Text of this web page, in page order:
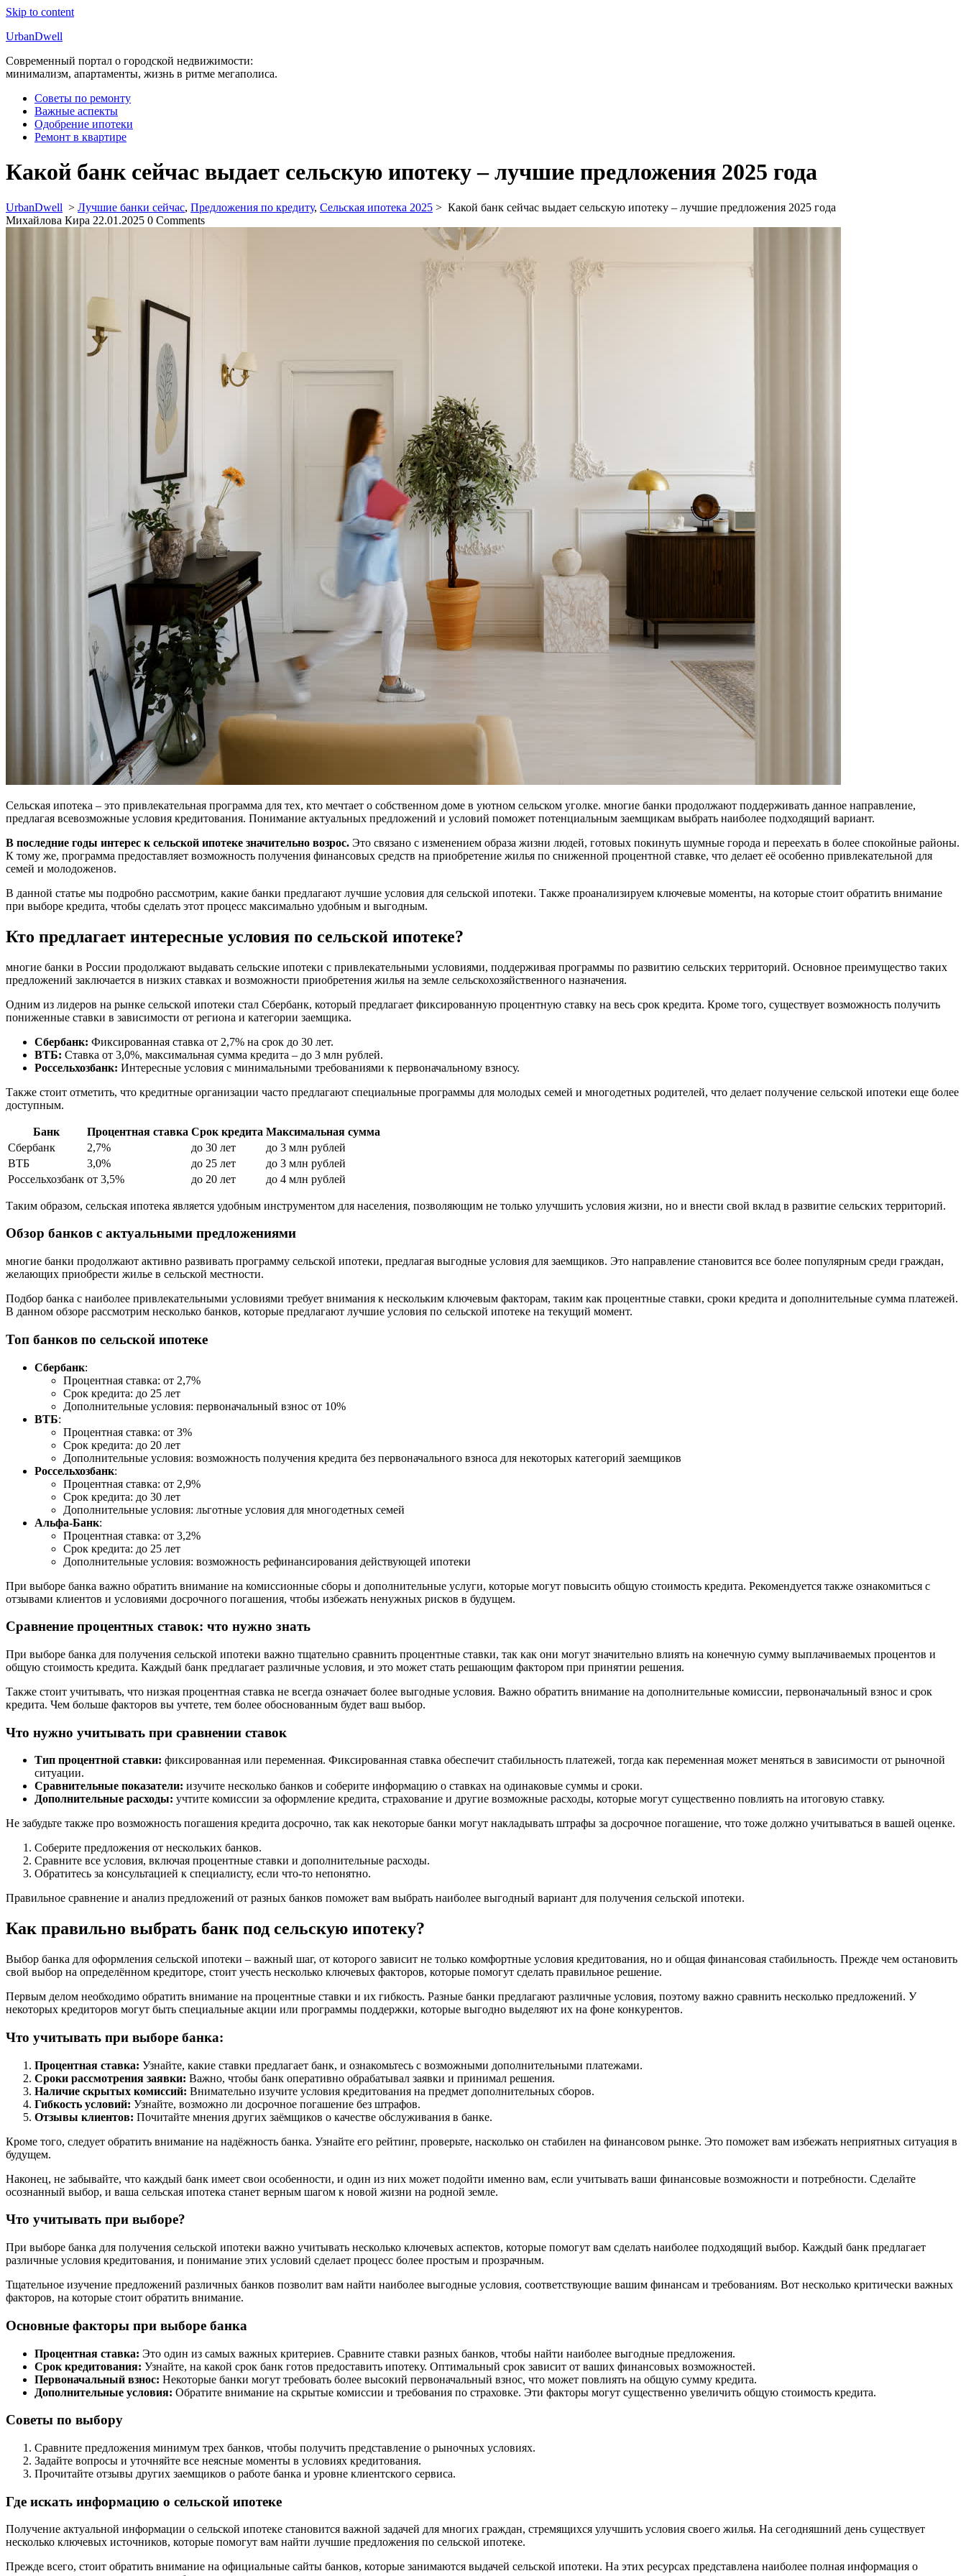
Skip to content
UrbanDwell
Современный портал о городской недвижимости:
минимализм, апартаменты, жизнь в ритме мегаполиса.
Советы по ремонту
Важные аспекты
Одобрение ипотеки
Ремонт в квартире
Какой банк сейчас выдает сельскую ипотеку – лучшие предложения 2025 года
UrbanDwell > Лучшие банки сейчас, Предложения по кредиту, Сельская ипотека 2025 > Какой банк сейчас выдает сельскую ипотеку – лучшие предложения 2025 года
Михайлова Кира 22.01.2025 0 Comments
Сельская ипотека – это привлекательная программа для тех, кто мечтает о собственном доме в уютном сельском уголке. многие банки продолжают поддерживать данное направление,
предлагая всевозможные условия кредитования. Понимание актуальных предложений и условий поможет потенциальным заемщикам выбрать наиболее подходящий вариант.
В последние годы интерес к сельской ипотеке значительно возрос. Это связано с изменением образа жизни людей, готовых покинуть шумные города и переехать в более спокойные районы.
К тому же, программа предоставляет возможность получения финансовых средств на приобретение жилья по сниженной процентной ставке, что делает её особенно привлекательной для
семей и молодоженов.
В данной статье мы подробно рассмотрим, какие банки предлагают лучшие условия для сельской ипотеки. Также проанализируем ключевые моменты, на которые стоит обратить внимание
при выборе кредита, чтобы сделать этот процесс максимально удобным и выгодным.
Кто предлагает интересные условия по сельской ипотеке?
многие банки в России продолжают выдавать сельские ипотеки с привлекательными условиями, поддерживая программы по развитию сельских территорий. Основное преимущество таких
предложений заключается в низких ставках и возможности приобретения жилья на земле сельскохозяйственного назначения.
Одним из лидеров на рынке сельской ипотеки стал Сбербанк, который предлагает фиксированную процентную ставку на весь срок кредита. Кроме того, существует возможность получить
пониженные ставки в зависимости от региона и категории заемщика.
Сбербанк: Фиксированная ставка от 2,7% на срок до 30 лет.
ВТБ: Ставка от 3,0%, максимальная сумма кредита – до 3 млн рублей.
Россельхозбанк: Интересные условия с минимальными требованиями к первоначальному взносу.
Также стоит отметить, что кредитные организации часто предлагают специальные программы для молодых семей и многодетных родителей, что делает получение сельской ипотеки еще более
доступным.
Банк Процентная ставка Срок кредита Максимальная сумма
Сбербанк
2,7% до 30 лет
до 3 млн рублей
ВТБ
3,0% до 25 лет
до 3 млн рублей
Россельхозбанк от 3,5% до 20 лет до 4 млн рублей
Таким образом, сельская ипотека является удобным инструментом для населения, позволяющим не только улучшить условия жизни, но и внести свой вклад в развитие сельских территорий.
Обзор банков с актуальными предложениями
многие банки продолжают активно развивать программу сельской ипотеки, предлагая выгодные условия для заемщиков. Это направление становится все более популярным среди граждан,
желающих приобрести жилье в сельской местности.
Подбор банка с наиболее привлекательными условиями требует внимания к нескольким ключевым факторам, таким как процентные ставки, сроки кредита и дополнительные сумма платежей.
В данном обзоре рассмотрим несколько банков, которые предлагают лучшие условия по сельской ипотеке на текущий момент.
Топ банков по сельской ипотеке
Сбербанк:
Процентная ставка: от 2,7%
Срок кредита: до 25 лет
Дополнительные условия: первоначальный взнос от 10%
ВТБ:
Процентная ставка: от 3%
Срок кредита: до 20 лет
Дополнительные условия: возможность получения кредита без первоначального взноса для некоторых категорий заемщиков
Россельхозбанк:
Процентная ставка: от 2,9%
Срок кредита: до 30 лет
Дополнительные условия: льготные условия для многодетных семей
Альфа-Банк:
Процентная ставка: от 3,2%
Срок кредита: до 25 лет
Дополнительные условия: возможность рефинансирования действующей ипотеки
При выборе банка важно обратить внимание на комиссионные сборы и дополнительные услуги, которые могут повысить общую стоимость кредита. Рекомендуется также ознакомиться с
отзывами клиентов и условиями досрочного погашения, чтобы избежать ненужных рисков в будущем.
Сравнение процентных ставок: что нужно знать
При выборе банка для получения сельской ипотеки важно тщательно сравнить процентные ставки, так как они могут значительно влиять на конечную сумму выплачиваемых процентов и
общую стоимость кредита. Каждый банк предлагает различные условия, и это может стать решающим фактором при принятии решения.
Также стоит учитывать, что низкая процентная ставка не всегда означает более выгодные условия. Важно обратить внимание на дополнительные комиссии, первоначальный взнос и срок
кредита. Чем больше факторов вы учтете, тем более обоснованным будет ваш выбор.
Что нужно учитывать при сравнении ставок
Тип процентной ставки: фиксированная или переменная. Фиксированная ставка обеспечит стабильность платежей, тогда как переменная может меняться в зависимости от рыночной
ситуации.
Сравнительные показатели: изучите несколько банков и соберите информацию о ставках на одинаковые суммы и сроки.
Дополнительные расходы: учтите комиссии за оформление кредита, страхование и другие возможные расходы, которые могут существенно повлиять на итоговую ставку.
Не забудьте также про возможность погашения кредита досрочно, так как некоторые банки могут накладывать штрафы за досрочное погашение, что тоже должно учитываться в вашей оценке.
Соберите предложения от нескольких банков.
Сравните все условия, включая процентные ставки и дополнительные расходы.
Обратитесь за консультацией к специалисту, если что-то непонятно.
Правильное сравнение и анализ предложений от разных банков поможет вам выбрать наиболее выгодный вариант для получения сельской ипотеки.
Как правильно выбрать банк под сельскую ипотеку?
Выбор банка для оформления сельской ипотеки – важный шаг, от которого зависит не только комфортные условия кредитования, но и общая финансовая стабильность. Прежде чем остановить
свой выбор на определённом кредиторе, стоит учесть несколько ключевых факторов, которые помогут сделать правильное решение.
Первым делом необходимо обратить внимание на процентные ставки и их гибкость. Разные банки предлагают различные условия, поэтому важно сравнить несколько предложений. У
некоторых кредиторов могут быть специальные акции или программы поддержки, которые выгодно выделяют их на фоне конкурентов.
Что учитывать при выборе банка:
Процентная ставка: Узнайте, какие ставки предлагает банк, и ознакомьтесь с возможными дополнительными платежами.
Сроки рассмотрения заявки: Важно, чтобы банк оперативно обрабатывал заявки и принимал решения.
Наличие скрытых комиссий: Внимательно изучите условия кредитования на предмет дополнительных сборов.
Гибкость условий: Узнайте, возможно ли досрочное погашение без штрафов.
Отзывы клиентов: Почитайте мнения других заёмщиков о качестве обслуживания в банке.
Кроме того, следует обратить внимание на надёжность банка. Узнайте его рейтинг, проверьте, насколько он стабилен на финансовом рынке. Это поможет вам избежать неприятных ситуация в
будущем.
Наконец, не забывайте, что каждый банк имеет свои особенности, и один из них может подойти именно вам, если учитывать ваши финансовые возможности и потребности. Сделайте
осознанный выбор, и ваша сельская ипотека станет верным шагом к новой жизни на родной земле.
Что учитывать при выборе?
При выборе банка для получения сельской ипотеки важно учитывать несколько ключевых аспектов, которые помогут вам сделать наиболее подходящий выбор. Каждый банк предлагает
различные условия кредитования, и понимание этих условий сделает процесс более простым и прозрачным.
Тщательное изучение предложений различных банков позволит вам найти наиболее выгодные условия, соответствующие вашим финансам и требованиям. Вот несколько критически важных
факторов, на которые стоит обратить внимание.
Основные факторы при выборе банка
Процентная ставка: Это один из самых важных критериев. Сравните ставки разных банков, чтобы найти наиболее выгодные предложения.
Срок кредитования: Узнайте, на какой срок банк готов предоставить ипотеку. Оптимальный срок зависит от ваших финансовых возможностей.
Первоначальный взнос: Некоторые банки могут требовать более высокий первоначальный взнос, что может повлиять на общую сумму кредита.
Дополнительные условия: Обратите внимание на скрытые комиссии и требования по страховке. Эти факторы могут существенно увеличить общую стоимость кредита.
Советы по выбору
Сравните предложения минимум трех банков, чтобы получить представление о рыночных условиях.
Задайте вопросы и уточняйте все неясные моменты в условиях кредитования.
Прочитайте отзывы других заемщиков о работе банка и уровне клиентского сервиса.
Где искать информацию о сельской ипотеке
Получение актуальной информации о сельской ипотеке становится важной задачей для многих граждан, стремящихся улучшить условия своего жилья. На сегодняшний день существует
несколько ключевых источников, которые помогут вам найти лучшие предложения по сельской ипотеке.
Прежде всего, стоит обратить внимание на официальные сайты банков, которые занимаются выдачей сельской ипотеки. На этих ресурсах представлена наиболее полная информация о